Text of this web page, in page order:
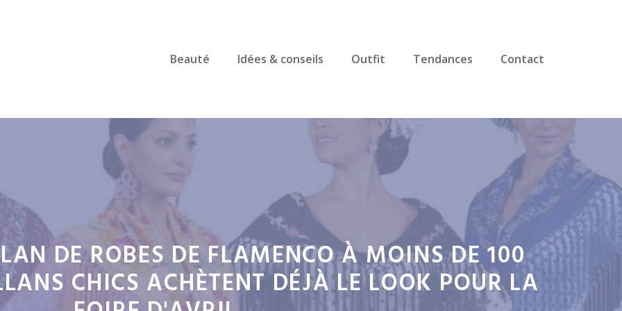
Beauté Idées & conseils Outfit Tendances Contact
DE ROBES DE FLAMENCO À MOINS DE 100
CHICS ACHÈTENT DÉJÀ LE LOOK POUR LA